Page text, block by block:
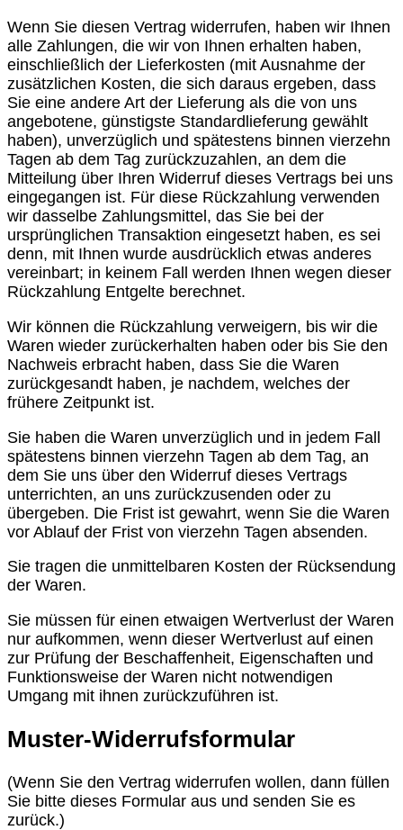
Wenn Sie diesen Vertrag widerrufen, haben wir Ihnen
alle Zahlungen, die wir von Ihnen erhalten haben,
einschließlich der Lieferkosten (mit Ausnahme der
zusätzlichen Kosten, die sich daraus ergeben, dass
Sie eine andere Art der Lieferung als die von uns
angebotene, günstigste Standardlieferung gewählt
haben), unverzüglich und spätestens binnen vierzehn
Tagen ab dem Tag zurückzuzahlen, an dem die
Mitteilung über Ihren Widerruf dieses Vertrags bei uns
eingegangen ist. Für diese Rückzahlung verwenden
wir dasselbe Zahlungsmittel, das Sie bei der
ursprünglichen Transaktion eingesetzt haben, es sei
denn, mit Ihnen wurde ausdrücklich etwas anderes
vereinbart; in keinem Fall werden Ihnen wegen dieser
Rückzahlung Entgelte berechnet.
Wir können die Rückzahlung verweigern, bis wir die
Waren wieder zurückerhalten haben oder bis Sie den
Nachweis erbracht haben, dass Sie die Waren
zurückgesandt haben, je nachdem, welches der
frühere Zeitpunkt ist.
Sie haben die Waren unverzüglich und in jedem Fall
spätestens binnen vierzehn Tagen ab dem Tag, an
dem Sie uns über den Widerruf dieses Vertrags
unterrichten, an uns zurückzusenden oder zu
übergeben. Die Frist ist gewahrt, wenn Sie die Waren
vor Ablauf der Frist von vierzehn Tagen absenden.
Sie tragen die unmittelbaren Kosten der Rücksendung
der Waren.
Sie müssen für einen etwaigen Wertverlust der Waren
nur aufkommen, wenn dieser Wertverlust auf einen
zur Prüfung der Beschaffenheit, Eigenschaften und
Funktionsweise der Waren nicht notwendigen
Umgang mit ihnen zurückzuführen ist.
Muster-Widerrufsformular
(Wenn Sie den Vertrag widerrufen wollen, dann füllen
Sie bitte dieses Formular aus und senden Sie es
zurück.)